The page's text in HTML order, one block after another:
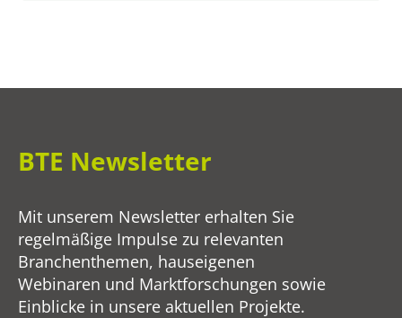
BTE Newsletter
Mit unserem Newsletter erhalten Sie
regelmäßige Impulse zu relevanten
Branchenthemen, hauseigenen
Webinaren und Marktforschungen sowie
Einblicke in unsere aktuellen Projekte.